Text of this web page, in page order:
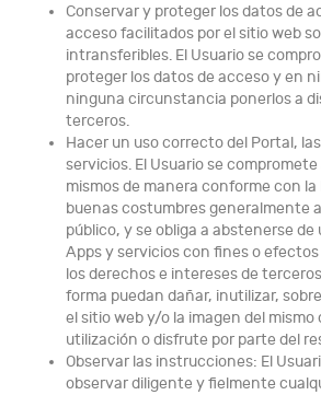
Conservar y proteger los datos de
acceso facilitados por el sitio web
intransferibles. El Usuario se
proteger los datos de acceso y en
ninguna circunstancia ponerlos a
terceros.
Hacer un uso correcto del Portal,
servicios. El Usuario se
mismos de manera conforme con la
buenas costumbres generalmente
público, y se obliga a abstenerse de
Apps y servicios con fines o
los derechos e intereses de
forma puedan dañar, inutilizar,
el sitio web y/o la imagen del mismo
utilización o disfrute por parte del
Observar las instrucciones: El
observar diligente y fielmente